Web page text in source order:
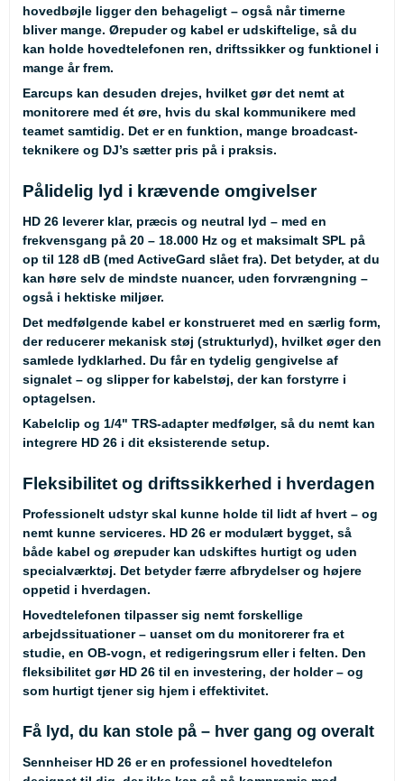
hovedbøjle ligger den behageligt – også når timerne
bliver mange. Ørepuder og kabel er udskiftelige, så du
kan holde hovedtelefonen ren, driftssikker og funktionel i
mange år frem.
Earcups kan desuden drejes, hvilket gør det nemt at
monitorere med ét øre, hvis du skal kommunikere med
teamet samtidig. Det er en funktion, mange broadcast-
teknikere og DJ’s sætter pris på i praksis.
Pålidelig lyd i krævende omgivelser
HD 26 leverer klar, præcis og neutral lyd – med en
frekvensgang på 20 – 18.000 Hz og et maksimalt SPL på
op til 128 dB (med ActiveGard slået fra). Det betyder, at du
kan høre selv de mindste nuancer, uden forvrængning –
også i hektiske miljøer.
Det medfølgende kabel er konstrueret med en særlig form,
der reducerer mekanisk støj (strukturlyd), hvilket øger den
samlede lydklarhed. Du får en tydelig gengivelse af
signalet – og slipper for kabelstøj, der kan forstyrre i
optagelsen.
Kabelclip og 1/4" TRS-adapter medfølger, så du nemt kan
integrere HD 26 i dit eksisterende setup.
Fleksibilitet og driftssikkerhed i hverdagen
Professionelt udstyr skal kunne holde til lidt af hvert – og
nemt kunne serviceres. HD 26 er modulært bygget, så
både kabel og ørepuder kan udskiftes hurtigt og uden
specialværktøj. Det betyder færre afbrydelser og højere
oppetid i hverdagen.
Hovedtelefonen tilpasser sig nemt forskellige
arbejdssituationer – uanset om du monitorerer fra et
studie, en OB-vogn, et redigeringsrum eller i felten. Den
fleksibilitet gør HD 26 til en investering, der holder – og
som hurtigt tjener sig hjem i effektivitet.
Få lyd, du kan stole på – hver gang og overalt
Sennheiser HD 26 er en professionel hovedtelefon